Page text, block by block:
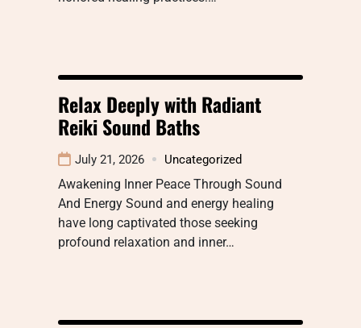
Relax Deeply with Radiant
Reiki Sound Baths
July 21, 2026 Uncategorized
Awakening Inner Peace Through Sound
And Energy Sound and energy healing
have long captivated those seeking
profound relaxation and inner…